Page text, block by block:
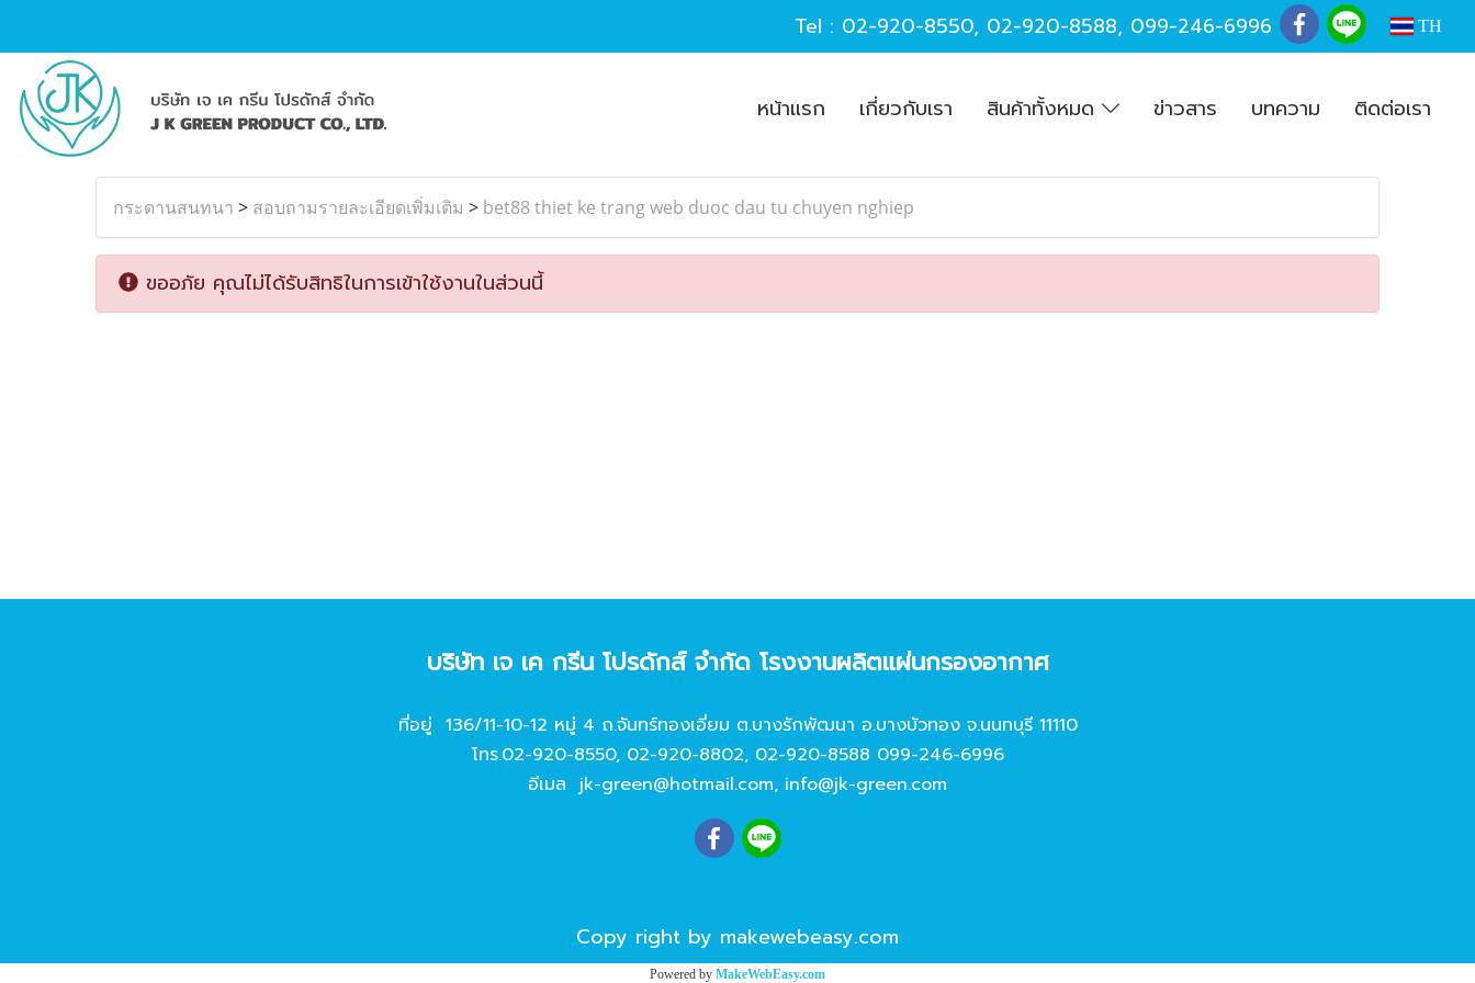
Tel : 02-920-8550, 02-920-8588, 099-246-6996 TH
หน้าแรก เกี่ยวกับเรา สินค้าทั้งหมด ข่าวสาร บทความ ติดต่อเรา
กระดานสนทนา > สอบถามรายละเอียดเพิ่มเติม > bet88 thiet ke trang web duoc dau tu chuyen nghiep
ขออภัย คุณไม่ได้รับสิทธิในการเข้าใช้งานในส่วนนี้
บริษัท เจ เค กรีน โปรดักส์ จํากัด โรงงานผลิตแผ่นกรองอากาศ
ที่อยู่ 136/11-10-12 หมู่ 4 ถ.จันทร์ทองเอี่ยม ต.บางรักพัฒนา อ.บางบัวทอง จ.นนทบุรี 11110
โทร.02-920-8550, 02-920-8802, 02-920-8588 099-246-6996
อีเมล jk-green@hotmail.com, info@jk-green.com
Copy right by makewebeasy.com
Powered by MakeWebEasy.com